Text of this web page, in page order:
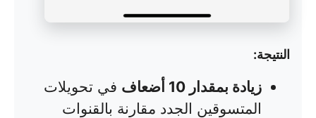
النتيجة:
زيادة بمقدار 10 أضعاف
في تحويلات
المتسوقين الجدد مقارنة بالقنوات